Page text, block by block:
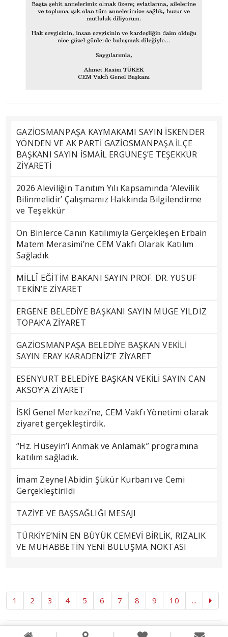
GAZİOSMANPAŞA KAYMAKAMI SAYIN İSKENDER
YÖNDEN VE AK PARTİ GAZİOSMANPAŞA İLÇE
BAŞKANI SAYIN İSMAİL ERGÜNEŞ’E TEŞEKKÜR
ZİYARETİ
2026 Aleviliğin Tanıtım Yılı Kapsamında ‘Alevilik
Bilinmelidir’ Çalışmamız Hakkında Bilgilendirme
ve Teşekkür
On Binlerce Canın Katılımıyla Gerçekleşen Erbain
Matem Merasimi’ne CEM Vakfı Olarak Katılım
Sağladık
MİLLÎ EĞİTİM BAKANI SAYIN PROF. DR. YUSUF
TEKİN’E ZİYARET
ERGENE BELEDİYE BAŞKANI SAYIN MÜGE YILDIZ
TOPAK’A ZİYARET
GAZİOSMANPAŞA BELEDİYE BAŞKAN VEKİLİ
SAYIN ERAY KARADENİZ’E ZİYARET
ESENYURT BELEDİYE BAŞKAN VEKİLİ SAYIN CAN
AKSOY’A ZİYARET
İSKİ Genel Merkezi’ne, CEM Vakfı Yönetimi olarak
ziyaret gerçekleştirdik.
“Hz. Hüseyin’i Anmak ve Anlamak” programına
katılım sağladık.
İmam Zeynel Abidin Şükür Kurbanı ve Cemi
Gerçekleştirildi
TAZİYE VE BAŞSAĞLIĞI MESAJI
TÜRKİYE’NİN EN BÜYÜK CEMEVİ BİRLİK, RIZALIK
VE MUHABBETİN YENİ BULUŞMA NOKTASI
1 2 3 4 5 6 7 8 9 10 ...